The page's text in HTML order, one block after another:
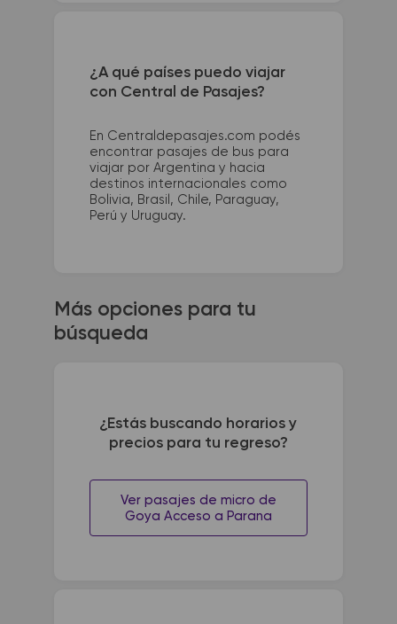
¿A qué países puedo viajar
con Central de Pasajes?
En Centraldepasajes.com podés
encontrar pasajes de bus para
viajar por Argentina y hacia
destinos internacionales como
Bolivia, Brasil, Chile, Paraguay,
Perú y Uruguay.
Más opciones para tu
búsqueda
¿Estás buscando horarios y
precios para tu regreso?
Ver pasajes de micro de
Goya Acceso a Parana